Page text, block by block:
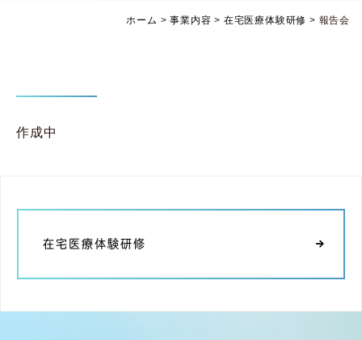
ホーム >事業内容 > 在宅医療体験研修 > 報告会
作成中
在宅医療体験研修